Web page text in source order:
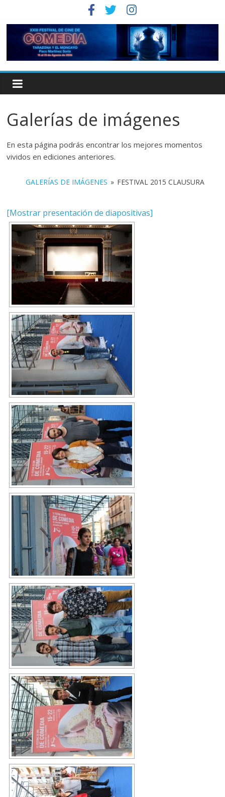
Galerías de imágenes
En esta página podrás encontrar los mejores momentos
vividos en ediciones anteriores.
GALERÍAS DE IMÁGENES » FESTIVAL 2015 CLAUSURA
[Mostrar presentación de diapositivas]